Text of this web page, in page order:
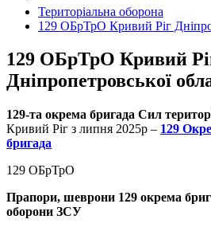
Територіальна оборона
129 ОБрТрО Кривий Ріг
129 ОБрТрО Кривий
Дніпропетровської
129-та окрема бригада Сил
Кривий Ріг з липня 2025р – 129
бригада
129 ОБрТрО
Прапори, шеврони 129 окрема
оборони ЗСУ